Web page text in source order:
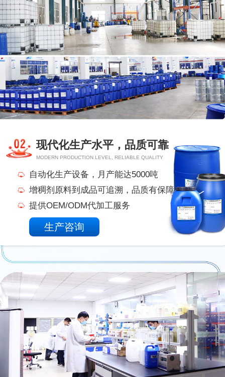
现代化生产水平，品质可靠
MODERN PRODUCTION LEVEL, RELIABLE QUALITY
自动化生产设备，月产能达5000吨
增稠剂原料到成品可追溯，品质有保障
提供OEM/ODM代加工服务
生产咨询